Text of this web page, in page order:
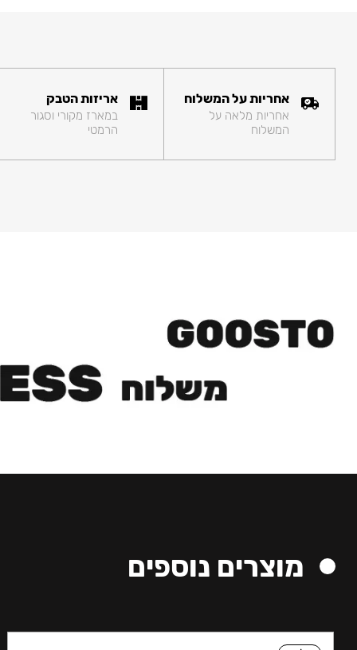
אחריות על המשלוח
אחריות מלאה על
המשלוח
אריזות הטבק
במארז מקורי וסגור
הרמטי
מוצרים נוספים